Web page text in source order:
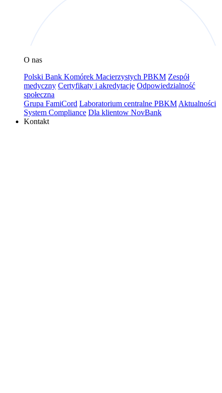
O nas
Polski Bank Komórek Macierzystych PBKM Zespół
medyczny Certyfikaty i akredytacje Odpowiedzialność
społeczna
Grupa FamiCord Laboratorium centralne PBKM Aktualności
System Compliance Dla klientow NovBank
Kontakt